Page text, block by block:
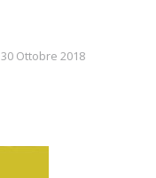
30 Ottobre 2018